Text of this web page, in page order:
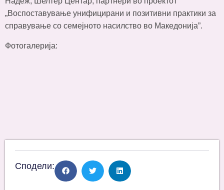
„Воспоставување унифицирани и позитивни практики за
справување со семејното насилство во Македонија”.
Фотогалерија:
Сподели: